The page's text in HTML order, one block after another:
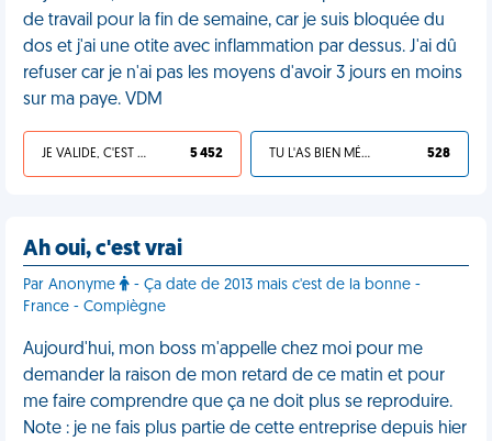
de travail pour la fin de semaine, car je suis bloquée du
dos et j'ai une otite avec inflammation par dessus. J'ai dû
refuser car je n'ai pas les moyens d'avoir 3 jours en moins
sur ma paye. VDM
JE VALIDE, C'EST UNE VDM 5 452 TU L'AS BIEN MÉRITÉ 528
Ah oui, c'est vrai
Par Anonyme
- Ça date de 2013 mais c'est de la bonne -
France - Compiègne
Aujourd'hui, mon boss m'appelle chez moi pour me
demander la raison de mon retard de ce matin et pour
me faire comprendre que ça ne doit plus se reproduire.
Note : je ne fais plus partie de cette entreprise depuis hier